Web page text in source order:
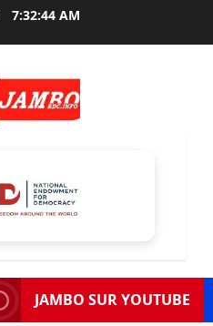
7:32:46 AM
JAMBO SUR YOUTUBE